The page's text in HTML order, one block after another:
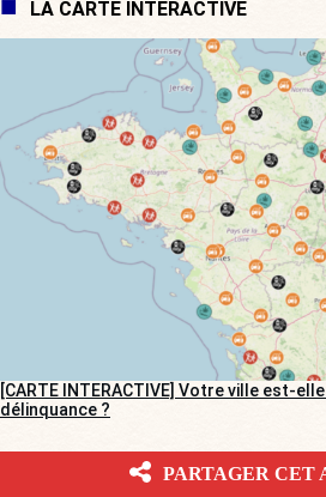
LA CARTE INTERACTIVE
[CARTE INTERACTIVE] Votre ville est-
délinquance ?
BV DANS LES MÉDIASPARTAGER CET